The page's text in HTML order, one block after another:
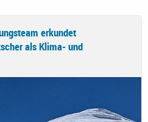
erkundet
als Klima- und